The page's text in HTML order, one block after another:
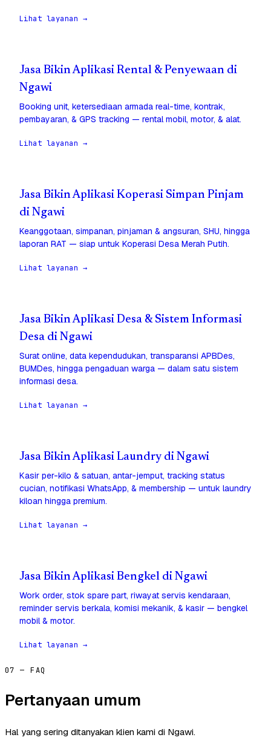
Lihat layanan →
Jasa Bikin Aplikasi Rental & Penyewaan di
Ngawi
Booking unit, ketersediaan armada real-time, kontrak,
pembayaran, & GPS tracking — rental mobil, motor, & alat.
Lihat layanan →
Jasa Bikin Aplikasi Koperasi Simpan Pinjam
di Ngawi
Keanggotaan, simpanan, pinjaman & angsuran, SHU, hingga
laporan RAT — siap untuk Koperasi Desa Merah Putih.
Lihat layanan →
Jasa Bikin Aplikasi Desa & Sistem Informasi
Desa di Ngawi
Surat online, data kependudukan, transparansi APBDes,
BUMDes, hingga pengaduan warga — dalam satu sistem
informasi desa.
Lihat layanan →
Jasa Bikin Aplikasi Laundry di Ngawi
Kasir per-kilo & satuan, antar-jemput, tracking status
cucian, notifikasi WhatsApp, & membership — untuk laundry
kiloan hingga premium.
Lihat layanan →
Jasa Bikin Aplikasi Bengkel di Ngawi
Work order, stok spare part, riwayat servis kendaraan,
reminder servis berkala, komisi mekanik, & kasir — bengkel
mobil & motor.
Lihat layanan →
07 — FAQ
Pertanyaan umum
Hal yang sering ditanyakan klien kami di Ngawi.